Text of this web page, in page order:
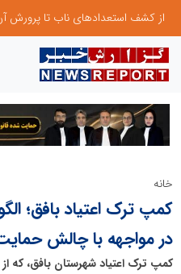
خانه
کمپ ترک اعتیاد بافق؛
در مواجهه با چالش